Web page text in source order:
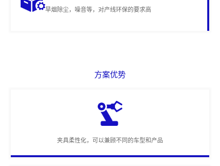
旱烟除尘，噪音等，对产线环保的要求高
方案优势
夹具柔性化，可以兼顾不同的车型和产品